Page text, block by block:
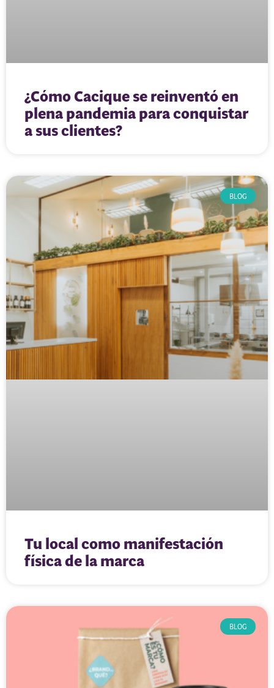
¿Cómo Cacique se reinventó en
plena pandemia para conquistar
a sus clientes?
BLOG
Tu local como manifestación
física de la marca
BLOG